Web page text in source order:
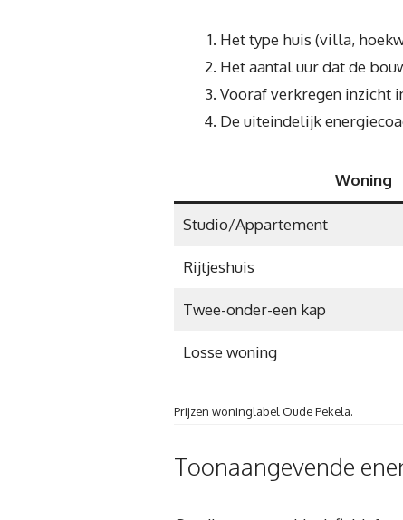
Het type huis (villa,
Het aantal uur dat de
Vooraf verkregen inzicht
De uiteindelijk
Woning
Studio/Appartement
Rijtjeshuis
Twee-onder-een kap
Losse woning
Prijzen woninglabel Oude Pekela.
Toonaangevende